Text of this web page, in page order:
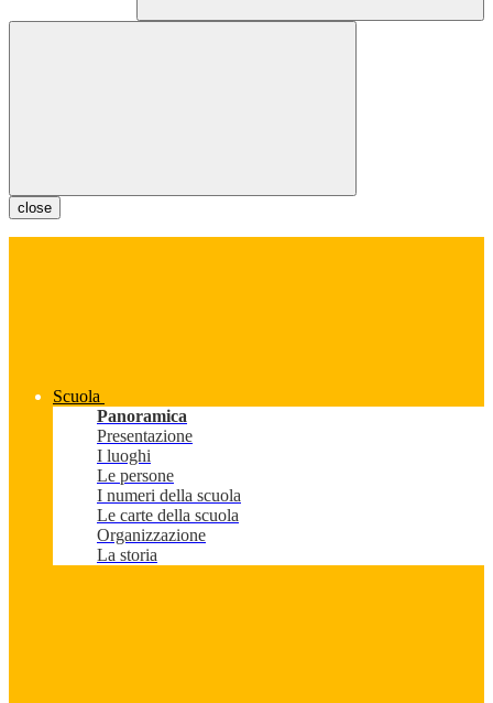
close
Scuola
Panoramica
Presentazione
I luoghi
Le persone
I numeri della scuola
Le carte della scuola
Organizzazione
La storia